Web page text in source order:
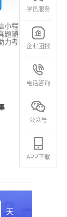
小程
题随
力考
天
学员服务
企业团报
电话咨询
公众号
APP下载